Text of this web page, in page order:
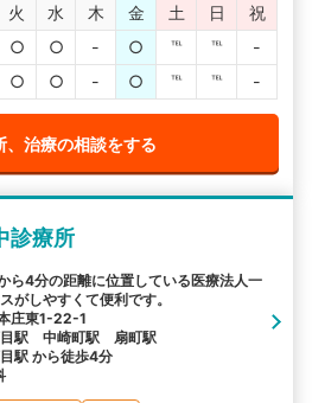
火 水 木 金 土 日
祝
○ ○ - ○ ℡ ℡
-
○ ○ - ○ ℡ ℡ -
、治療の相談をする
診療所
ら4分の距離に位置している医療法人一
がしやすくて便利です。
庄東1-22-1
目駅 中崎町駅 扇町駅
駅 から徒歩4分